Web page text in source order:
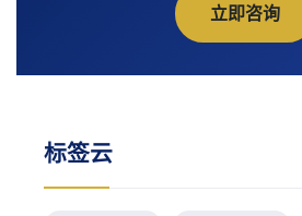
立即咨询
标签云